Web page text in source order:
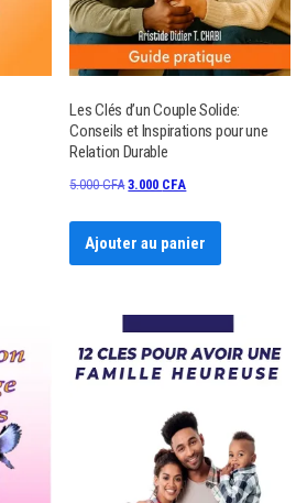
Les Clés d’un Couple Solide:
Conseils et Inspirations pour une
Relation Durable
5.000CFALe
était :
3.000 CFALe
actuel
est :
Ajouter au panier